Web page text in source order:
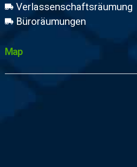
Verlassenschaftsräumung
Büroräumungen
Map